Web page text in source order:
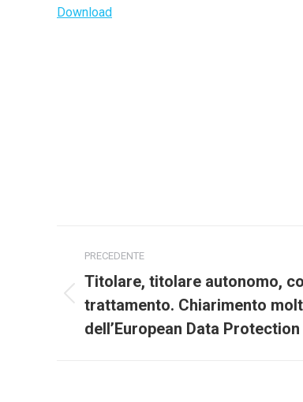
Download
tra
PRECEDENTE
Post
precedente:
Titolare, titolare autonomo,
trattamento. Chiarimento
dell’European Data